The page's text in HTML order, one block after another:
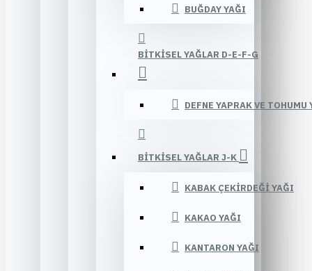
BUĞDAY YAĞI
BITKISEL YAĞLAR D-E-F-G
DEFNE YAPRAK VE TOHUMU
BITKISEL YAĞLAR J-K
KABAK ÇEKIRDEĞI YAĞI
KAKAO YAĞI
KANTARON YAĞI